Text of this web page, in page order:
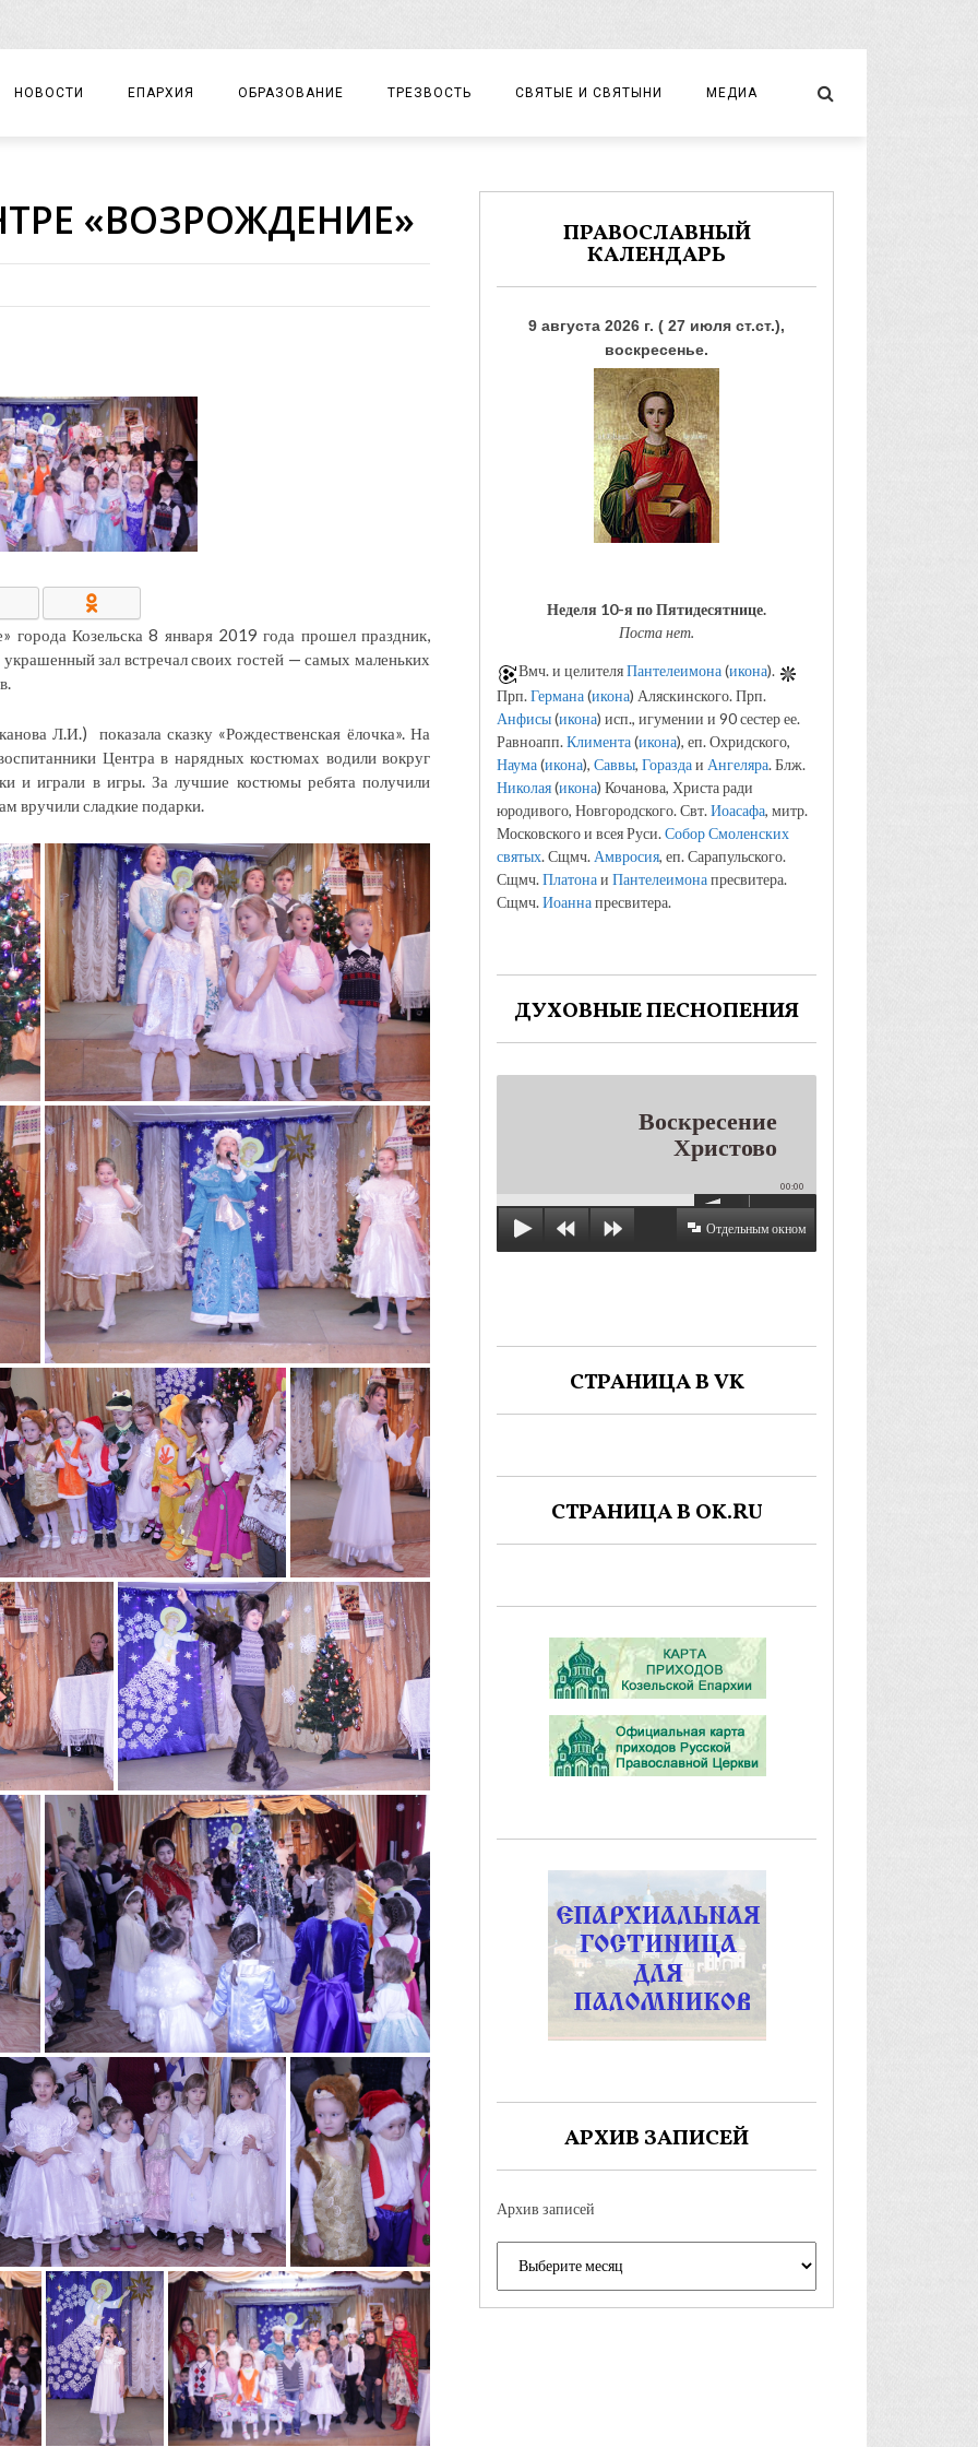
НОВОСТИ ЕПАРХИЯ
ЕПАРХИАЛЬНОЕ УПРАВЛЕНИЕ
ДОКУМЕНТЫ
ЕПАРХИАЛЬНЫЕ ОТДЕЛЫ
БЛАГОЧИНИЯ
ХРАМЫ И МОНАСТЫРИ
МАТЕРИАЛЫ
КОНТАКТЫ/РЕКВИЗИТЫ
ОБРАЗОВАНИЕ
ЦЕНТР «ВОЗРОЖДЕНИЕ»
ДЕТСКИЙ ТУРИЗМ
ТРЕЗВОСТЬ
ДОКУМЕНТЫ
ЗАМЕТКИ
СВЯТЫЕ И СВЯТЫНИ МЕДИА
ФОТО
«ВОЗРОЖДЕНИЕ»
города Козельска 8 января 2019 года прошел праздник,
зал встречал своих гостей — самых маленьких
Л.И.) показала сказку «Рождественская ёлочка». На
Центра в нарядных костюмах водили вокруг
и играли в игры. За лучшие костюмы ребята получили
вручили сладкие подарки.
ПРАВОСЛАВНЫЙ
КАЛЕНДАРЬ
9 августа 2026 г. ( 27 июля ст.ст.),
воскресенье.
Неделя 10-я по Пятидесятнице.
Поста нет.
Вмч. и целителяПантелеимона(икона).
Прп.Германа(икона) Аляскинского. Прп.
Анфисы(икона) исп., игумении и 90 сестер ее.
Равноапп.Климента(икона), еп. Охридского,
Наума(икона), Саввы, Гораздаи Ангеляра. Блж.
Николая(икона) Кочанова, Христа ради
юродивого, Новгородского. Свт.Иоасафа, митр.
Московского и всея Руси.Собор Смоленских
святых. Сщмч. Амвросия, еп. Сарапульского.
Сщмч.Платонаи Пантелеимонапресвитера.
Сщмч.Иоаннапресвитера.
ДУХОВНЫЕ ПЕСНОПЕНИЯ
Воскресение
Христово
00:00
Отдельным окном
СТРАНИЦА В VK
СТРАНИЦА В OK.RU
АРХИВ ЗАПИСЕЙ
Архив записей